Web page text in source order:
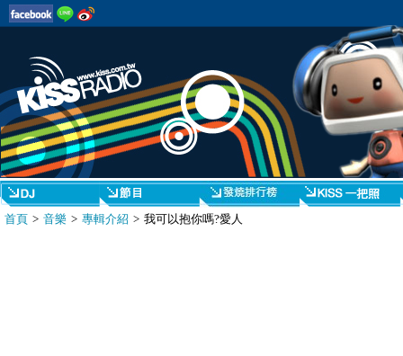
首頁 > 音樂 > 專輯介紹 > 我可以抱你嗎?愛人